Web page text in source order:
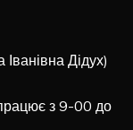
Дідух)
з 9-00 до